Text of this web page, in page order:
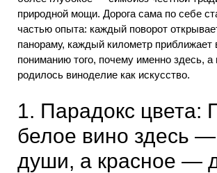
природной мощи. Дорога сама по себе
частью опыта: каждый поворот
панораму, каждый километр приближает
пониманию того, почему именно здесь, а
родилось виноделие как искусство.
1. Парадокс цвета:
белое вино здесь
души, а красное —